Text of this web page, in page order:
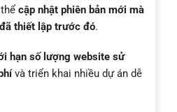
cập nhật phiên bản mới mà
thiết lập trước đó.
hạn số lượng website sử
và triển khai nhiều dự án dễ